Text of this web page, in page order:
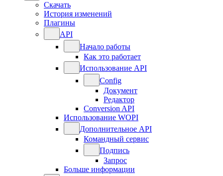
Скачать
История изменений
Плагины
API
Начало работы
Как это работает
Использование API
Config
Документ
Редактор
Conversion API
Использование WOPI
Дополнительное API
Командный сервис
Подпись
Запрос
Больше информации